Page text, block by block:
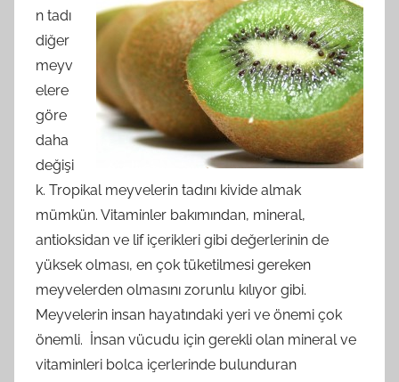
n tadı
diğer
meyv
elere
göre
daha
değişi
k. Tropikal meyvelerin tadını kivide almak
mümkün. Vitaminler bakımından, mineral,
antioksidan ve lif içerikleri gibi değerlerinin de
yüksek olması, en çok tüketilmesi gereken
meyvelerden olmasını zorunlu kılıyor gibi.
Meyvelerin insan hayatındaki yeri ve önemi çok
önemli. İnsan vücudu için gerekli olan mineral ve
vitaminleri bolca içerlerinde bulunduran